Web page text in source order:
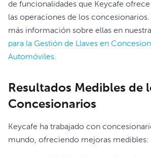
de funcionalidades que Keycafe
las operaciones de los
más información sobre ellas en nuestra
para la Gestión de Llaves en
Automóviles.
Resultados Medibles de
Concesionarios
Keycafe ha trabajado con
mundo, ofreciendo mejoras medibles: